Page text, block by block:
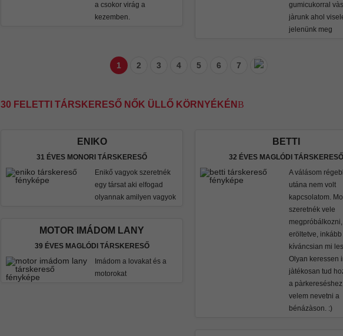
a csokor virág a
kezemben.
gumicukorral
jàrunk ahol
jelenünk meg
1 2 3 4 5 6 7
30 FELETTI TÁRSKERESŐ NŐK ÜLLŐ KÖRNYÉKÉN
ENIKO
31 ÉVES MONORI TÁRSKERESŐ
Enikő vagyok szeretnék
egy társat aki elfogad
olyannak amilyen vagyok
MOTOR IMÁDOM LANY
39 ÉVES MAGLÓDI TÁRSKERESŐ
Imádom a lovakat és a
motorokat
BETTI
32 ÉVES MAGLÓDI TÁRSKERESŐ
A válásom
utána nem volt
kapcsolatom.
szeretnék vele
eröltetve,
kíváncsian mi
Olyan keressen
jàtékosan tud
a
velem nevetni a
bénázàson. :)